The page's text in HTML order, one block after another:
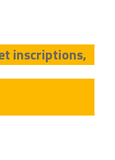
inscriptions,